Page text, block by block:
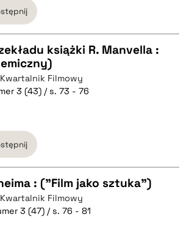
książki R. Manvella :
Kwartalnik Filmowy
3 (43) / s. 73 - 76
: ("Film jako sztuka")
Kwartalnik Filmowy
3 (47) / s. 76 - 81